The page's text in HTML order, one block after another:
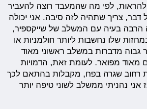
לפי מה שהמעבד רוצה להעביר
דבר, צריך שתהיה לזה סיבה. אני יכולה
הרבה בעיה עם המשלב של שייקספיר,
שלו נחשבות ליותר חולמניות או
גבוה מדברות במשלב ראשוני מאוד
מאוד מפואר. לעומת זאת, הדמויות
רחוב שגרה בפח, מקבלות בהתאם לכך
נהניתי ממשלב לשוני טיפה יותר